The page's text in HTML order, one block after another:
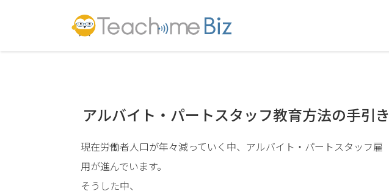
アルバイト・パートスタッフ教育方法の手引き
現在労働者人口が年々減っていく中、アルバイト・パートスタッフ雇
用が進んでいます。
そうした中、